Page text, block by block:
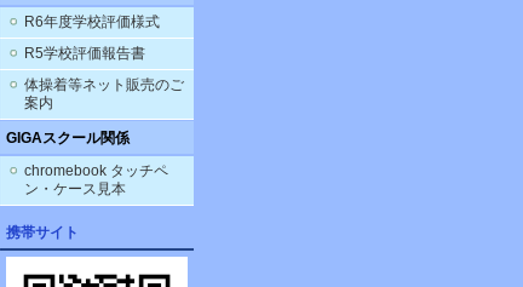
R6年度学校評価様式
R5学校評価報告書
体操着等ネット販売のご
案内
GIGAスクール関係
chromebook タッチペ
ン・ケース見本
携帯サイト